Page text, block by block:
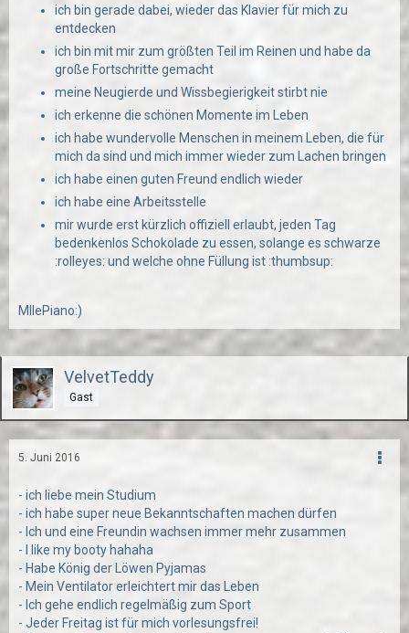
ich bin gerade dabei, wieder das Klavier für mich zu
entdecken
ich bin mit mir zum größten Teil im Reinen und habe da
große Fortschritte gemacht
meine Neugierde und Wissbegierigkeit stirbt nie
ich erkenne die schönen Momente im Leben
ich habe wundervolle Menschen in meinem Leben, die für
mich da sind und mich immer wieder zum Lachen bringen
ich habe einen guten Freund endlich wieder
ich habe eine Arbeitsstelle
mir wurde erst kürzlich offiziell erlaubt, jeden Tag
bedenkenlos Schokolade zu essen, solange es schwarze
:rolleyes: und welche ohne Füllung ist :thumbsup:
MllePiano:)
VelvetTeddy
Gast
5. Juni 2016
- ich liebe mein Studium
- ich habe super neue Bekanntschaften machen dürfen
- Ich und eine Freundin wachsen immer mehr zusammen
- I like my booty hahaha
- Habe König der Löwen Pyjamas
- Mein Ventilator erleichtert mir das Leben
- Ich gehe endlich regelmäßig zum Sport
- Jeder Freitag ist für mich vorlesungsfrei!